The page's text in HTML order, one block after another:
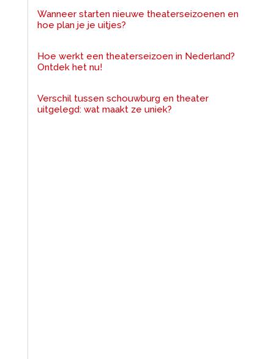
Wanneer starten nieuwe theaterseizoenen en
hoe plan je je uitjes?
Hoe werkt een theaterseizoen in Nederland?
Ontdek het nu!
Verschil tussen schouwburg en theater
uitgelegd: wat maakt ze uniek?